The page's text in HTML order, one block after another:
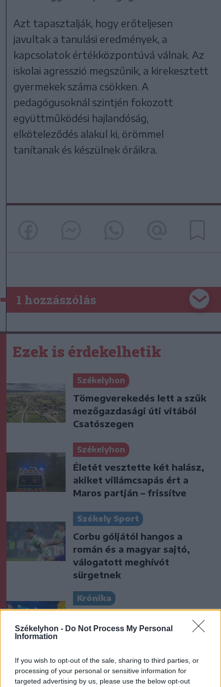
Székelyhon - Do Not Process My Personal
Information
If you wish to opt-out of the sale, sharing to third parties, or
processing of your personal or sensitive information for
targeted advertising by us, please use the below opt-out
Azt tapasztalják, hogy erőteljesen
javultak a tanulási eredmények, a
kapcsolatok értékközpontúvá válnak. Az
iskolai agresszió megszűnik, a kirekesztett
gyermekek száma csökken. A
pedagógusoknál szintjén fokozott
együttműködési hajlandóság,
elköteleződés alakul ki, örömmel
tanítanak és készülnek óráikra.
1 hozzászólás
Ezek is érdekelhetik
Székelyhon
Tömegverekedés lett a szűk
mezőgazdasági úti vitából
Csatószegen
Székelyhon
Életét vesztette két halász,
akiket villámcsapás ért a
Maros partján – frissítve
Székely Sport
Corbu góljától hangos a
román és a magyar sajtó,
válogatott meghívót
sürgetnek
Krónika
Majka ügyvédje a romániai
Székely Sport